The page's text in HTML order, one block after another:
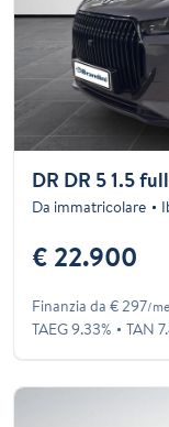
DR DR 5 1.5
Da immatricolare
€ 22.900
Finanzia da € 297/
TAEG 9.33% TAN